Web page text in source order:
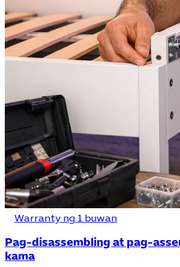
Warranty ng 1 buwan
Pag-disassembling at pag-
kama